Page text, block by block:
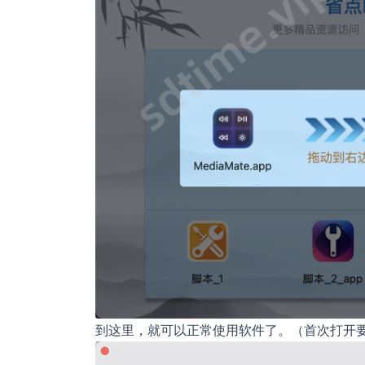
到这里，就可以正常使用软件了。（首次打开